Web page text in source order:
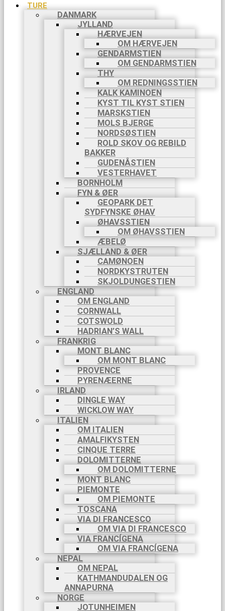
TURE
DANMARK
JYLLAND
HÆRVEJEN
OM HÆRVEJEN
GENDARMSTIEN
OM GENDARMSTIEN
THY
OM REDNINGSSTIEN
KALK KAMINOEN
KYST TIL KYST STIEN
MARSKSTIEN
MOLS BJERGE
NORDSØSTIEN
ROLD SKOV OG REBILD
BAKKER
GUDENÅSTIEN
VESTERHAVET
BORNHOLM
FYN & ØER
GEOPARK DET
SYDFYNSKE ØHAV
ØHAVSSTIEN
OM ØHAVSSTIEN
ÆBELØ
SJÆLLAND & ØER
CAMØNOEN
NORDKYSTRUTEN
SKJOLDUNGESTIEN
ENGLAND
OM ENGLAND
CORNWALL
COTSWOLD
HADRIAN’S WALL
FRANKRIG
MONT BLANC
OM MONT BLANC
PROVENCE
PYRENÆERNE
IRLAND
DINGLE WAY
WICKLOW WAY
ITALIEN
OM ITALIEN
AMALFIKYSTEN
CINQUE TERRE
DOLOMITTERNE
OM DOLOMITTERNE
MONT BLANC
PIEMONTE
OM PIEMONTE
TOSCANA
VIA DI FRANCESCO
OM VIA DI FRANCESCO
VIA FRANCÍGENA
OM VIA FRANCÍGENA
NEPAL
OM NEPAL
KATHMANDUDALEN OG
ANNAPURNA
NORGE
JOTUNHEIMEN